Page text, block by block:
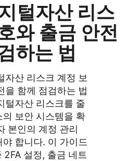
털자산 리스
와 출금 안전
하는 법
자산 리스크 계정 보
을 함께 점검하는 법
털자산 리스크를 줄
보안 시스템을 확
본인의 계정 관리
합니다. 이 가이드
2FA 설정, 출금 네트